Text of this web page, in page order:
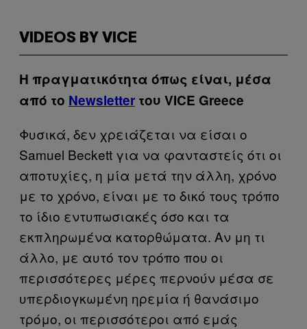
VIDEOS BY VICE
Η πραγματικότητα όπως είναι, μέσα
από το Newsletter του VICE Greece
Φυσικά, δεν χρειάζεται να είσαι ο
Samuel Beckett για να φανταστείς ότι οι
αποτυχίες, η μία μετά την άλλη, χρόνο
με το χρόνο, είναι με το δικό τους τρόπο
το ίδιο εντυπωσιακές όσο και τα
εκπληρωμένα κατορθώματα. Αν μη τι
άλλο, με αυτό τον τρόπο που οι
περισσότερες μέρες περνούν μέσα σε
υπερδιογκωμένη ηρεμία ή θανάσιμο
τρόμο, οι περισσότεροι από εμάς